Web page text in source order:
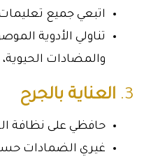
اتبعي جميع
تناولي الأدوية
والمضادات
3. العناية بالجرح
حافظي على نظافة
غيري الضمادات